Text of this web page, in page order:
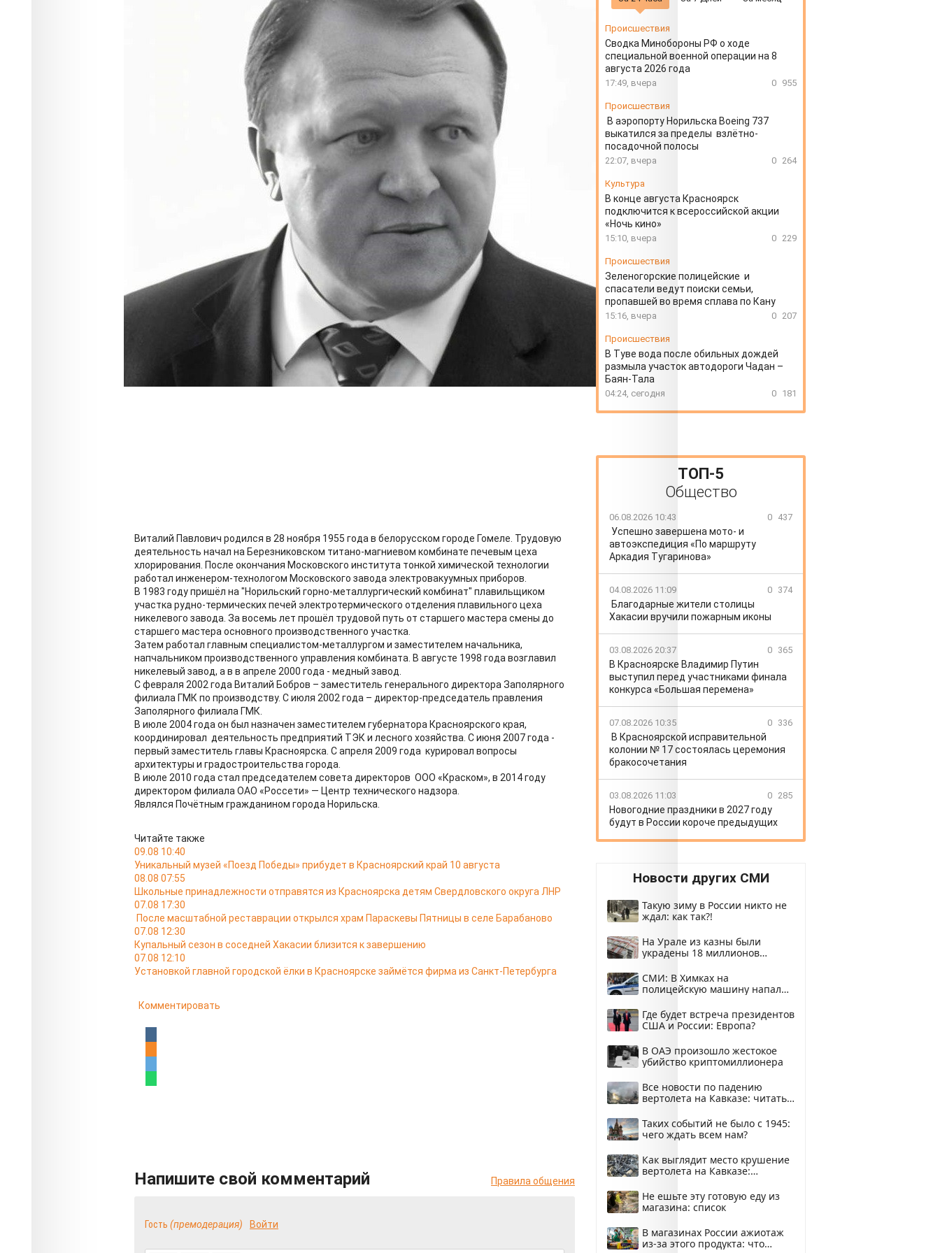
Красноярского края Виталий Бобров
Виталий Павлович родился в 28 ноября 1955 года в белорусском городе Гомеле. Трудовую
деятельность начал на Березниковском титано-магниевом комбинате печевым цеха
хлорирования. После окончания Московского института тонкой химической технологии
работал инженером-технологом Московского завода электровакуумных приборов.
В 1983 году пришёл на "Норильский горно-металлургический комбинат" плавильщиком
участка рудно-термических печей электротермического отделения плавильного цеха
никелевого завода. За восемь лет прошёл трудовой путь от старшего мастера смены до
старшего мастера основного производственного участка.
Затем работал главным специалистом-металлургом и заместителем начальника,
напчальником производственного управления комбината. В августе 1998 года возглавил
никелевый завод, а в в апреле 2000 года - медный завод.
С февраля 2002 года Виталий Бобров – заместитель генерального директора Заполярного
филиала ГМК по производству. С июля 2002 года – директор-председатель правления
Заполярного филиала ГМК.
В июле 2004 года он был назначен заместителем губернатора Красноярского края,
координировал деятельность предприятий ТЭК и лесного хозяйства. С июня 2007 года -
первый заместитель главы Красноярска. С апреля 2009 года курировал вопросы
архитектуры и градостроительства города.
В июле 2010 года стал председателем совета директоров ООО «Краском», в 2014 году
директором филиала ОАО «Россети» — Центр технического надзора.
Являлся Почётным гражданином города Норильска.
Читайте также
09.08 10:40
Уникальный музей «Поезд Победы» прибудет в Красноярский край 10 августа
08.08 07:55
Школьные принадлежности отправятся из Красноярска детям Свердловского округа ЛНР
07.08 17:30
После масштабной реставрации открылся храм Параскевы Пятницы в селе Барабаново
07.08 12:30
Купальный сезон в соседней Хакасии близится к завершению
07.08 12:10
Установкой главной городской ёлки в Красноярске займётся фирма из Санкт-Петербурга
Комментировать
Напишите свой комментарий Правила общения
Гость (премодерация) Войти
Происшествия
Сводка Минобороны РФ о ходе
специальной военной операции на 8
августа 2026 года
17:49, вчера 0 955
Происшествия
В аэропорту Норильска Boeing 737
выкатился за пределы взлётно-
посадочной полосы
22:07, вчера 0 264
Культура
В конце августа Красноярск
подключится к всероссийской акции
«Ночь кино»
15:10, вчера 0 229
Происшествия
Зеленогорские полицейские и
спасатели ведут поиски семьи,
пропавшей во время сплава по Кану
15:16, вчера 0 207
Происшествия
В Туве вода после обильных дождей
размыла участок автодороги Чадан –
Баян-Тала
04:24, сегодня 0 181
ТОП-5
Общество
06.08.2026 10:43 0 437
Успешно завершена мото- и
автоэкспедиция «По маршруту
Аркадия Тугаринова»
04.08.2026 11:09 0 374
Благодарные жители столицы
Хакасии вручили пожарным иконы
03.08.2026 20:37 0 365
В Красноярске Владимир Путин
выступил перед участниками финала
конкурса «Большая перемена»
07.08.2026 10:35 0 336
В Красноярской исправительной
колонии № 17 состоялась церемония
бракосочетания
03.08.2026 11:03 0 285
Новогодние праздники в 2027 году
будут в России короче предыдущих
Новости других СМИ
Такую зиму в России никто не
ждал: как так?!
На Урале из казны были
украдены 18 миллионов
СМИ: В Химках на
полицейскую машину напали
Где будет встреча президентов
США и России: Европа?
В ОАЭ произошло жестокое
убийство криптомиллионера
Все новости по падению
вертолета на Кавказе: читать
Таких событий не было с 1945:
чего ждать всем нам?
Как выглядит место крушение
вертолета на Кавказе:
Не ешьте эту готовую еду из
магазина: список
В магазинах России ажиотаж
из-за этого продукта: что